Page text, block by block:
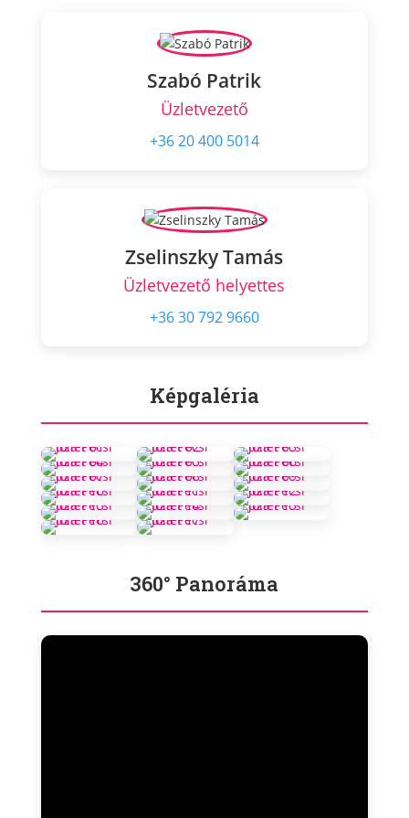
Szabó Patrik
Üzletvezető
+36 20 400 5014
Zselinszky Tamás
Üzletvezető helyettes
+36 30 792 9660
Képgaléria
360° Panoráma